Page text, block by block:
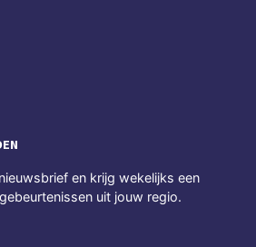
en krijg wekelijks een
uit jouw regio.